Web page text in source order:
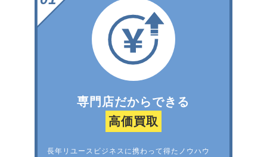
専門店だからできる
高価買取
長年リユースビジネスに携わって得たノウハウ